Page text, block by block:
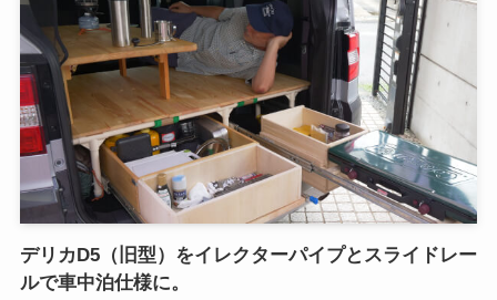
デリカD5（旧型）をイレクターパイプとスライドレー
ルで車中泊仕様に。